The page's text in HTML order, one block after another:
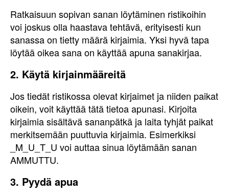
Ratkaisuun sopivan sanan löytäminen ristikoihin
voi joskus olla haastava tehtävä, erityisesti kun
sanassa on tietty määrä kirjaimia. Yksi hyvä tapa
löytää oikea sana on käyttää apuna sanakirjaa.
2. Käytä kirjainmääreitä
Jos tiedät ristikossa olevat kirjaimet ja niiden paikat
oikein, voit käyttää tätä tietoa apunasi. Kirjoita
kirjaimia sisältävä sananpätkä ja laita tyhjät paikat
merkitsemään puuttuvia kirjaimia. Esimerkiksi
_M_U_T_U voi auttaa sinua löytämään sanan
AMMUTTU.
3. Pyydä apua